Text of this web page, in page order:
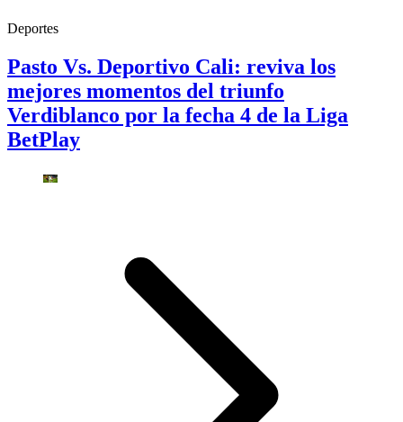
Deportes
Pasto Vs. Deportivo Cali: reviva los
mejores momentos del triunfo
Verdiblanco por la fecha 4 de la Liga
BetPlay